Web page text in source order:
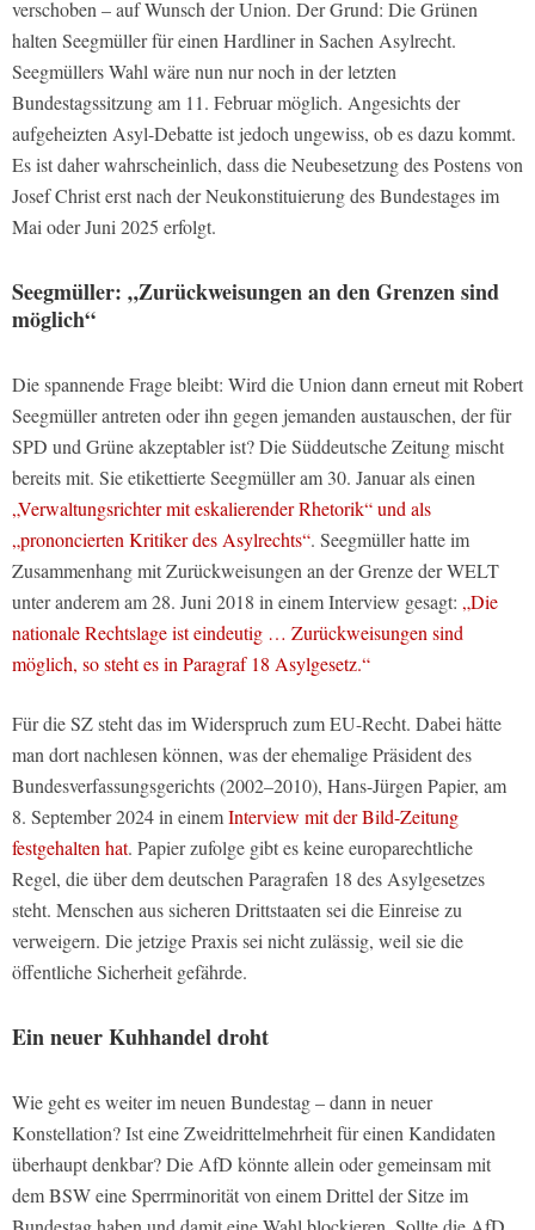
verschoben – auf Wunsch der Union. Der Grund: Die Grünen
halten Seegmüller für einen Hardliner in Sachen Asylrecht.
Seegmüllers Wahl wäre nun nur noch in der letzten
Bundestagssitzung am 11. Februar möglich. Angesichts der
aufgeheizten Asyl-Debatte ist jedoch ungewiss, ob es dazu kommt.
Es ist daher wahrscheinlich, dass die Neubesetzung des Postens von
Josef Christ erst nach der Neukonstituierung des Bundestages im
Mai oder Juni 2025 erfolgt.
Seegmüller: „Zurückweisungen an den Grenzen sind
möglich“
Die spannende Frage bleibt: Wird die Union dann erneut mit Robert
Seegmüller antreten oder ihn gegen jemanden austauschen, der für
SPD und Grüne akzeptabler ist? Die Süddeutsche Zeitung mischt
bereits mit. Sie etikettierte Seegmüller am 30. Januar als einen
„Verwaltungsrichter mit eskalierender Rhetorik“ und als
„prononcierten Kritiker des Asylrechts“. Seegmüller hatte im
Zusammenhang mit Zurückweisungen an der Grenze der WELT
unter anderem am 28. Juni 2018 in einem Interview gesagt: „Die
nationale Rechtslage ist eindeutig … Zurückweisungen sind
möglich, so steht es in Paragraf 18 Asylgesetz.“
Für die SZ steht das im Widerspruch zum EU-Recht. Dabei hätte
man dort nachlesen können, was der ehemalige Präsident des
Bundesverfassungsgerichts (2002–2010), Hans-Jürgen Papier, am
8. September 2024 in einemInterview mit der Bild-Zeitung
festgehalten hat. Papier zufolge gibt es keine europarechtliche
Regel, die über dem deutschen Paragrafen 18 des Asylgesetzes
steht. Menschen aus sicheren Drittstaaten sei die Einreise zu
verweigern. Die jetzige Praxis sei nicht zulässig, weil sie die
öffentliche Sicherheit gefährde.
Ein neuer Kuhhandel droht
Wie geht es weiter im neuen Bundestag – dann in neuer
Konstellation? Ist eine Zweidrittelmehrheit für einen Kandidaten
überhaupt denkbar? Die AfD könnte allein oder gemeinsam mit
dem BSW eine Sperrminorität von einem Drittel der Sitze im